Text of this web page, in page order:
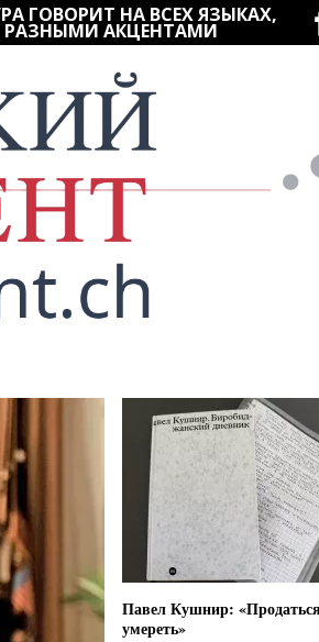
ГОВОРИТ НА ВСЕХ ЯЗЫКАХ,
РАЗНЫМИ АКЦЕНТАМИ
Павел Кушнир:
умереть»